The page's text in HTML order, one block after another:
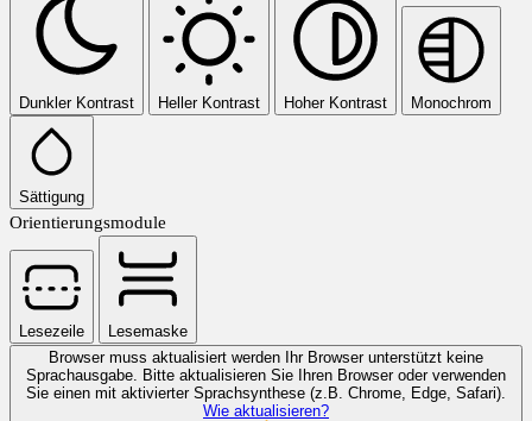
Dunkler Kontrast Heller Kontrast Hoher Kontrast Monochrom
Sättigung
Orientierungsmodule
Lesezeile
Lesemaske
Browser muss aktualisiert werden
Ihr Browser unterstützt keine
Sprachausgabe. Bitte aktualisieren Sie Ihren Browser oder verwenden
Sie einen mit aktivierter Sprachsynthese (z.B. Chrome, Edge, Safari).
Wie aktualisieren?